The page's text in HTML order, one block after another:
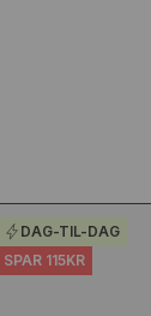
DAG-TIL-DAG
SPAR 115KR